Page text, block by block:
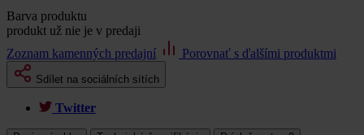
Barva produktu
produkt už nie je v predaji
Zoznam kamenných predajní
Porovnať s ďalšími produktmi
Sdílet na sociálních sítích
Twitter